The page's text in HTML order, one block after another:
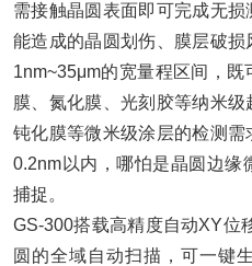
需接触晶圆表面即可完成无
能造成的晶圆划伤、膜层破
1nm~35μm的宽量程区间，
膜、氮化膜、光刻胶等纳米级
钝化膜等微米级涂层的检测
0.2nm以内，哪怕是晶圆边缘
捕捉。
GS-300搭载高精度自动XY位
圆的全域自动扫描，可一键